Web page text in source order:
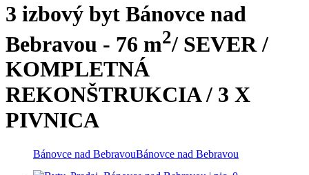
3 izbový byt Bánovce nad
Bebravou - 76 m2/ SEVER /
KOMPLETNÁ
REKONŠTRUKCIA / 3 X
PIVNICA
Bánovce nad BebravouBánovce nad Bebravou